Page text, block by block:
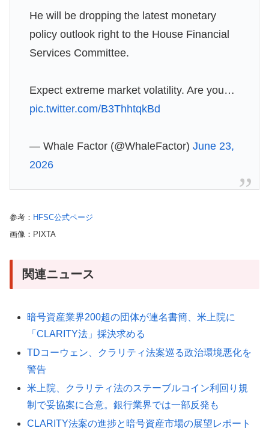
He will be dropping the latest monetary
policy outlook right to the House Financial
Services Committee.
Expect extreme market volatility. Are you…
pic.twitter.com/B3ThhtqkBd
— Whale Factor (@WhaleFactor) June 23,
2026
参考： HFSC公式ページ
画像：PIXTA
関連ニュース
暗号資産業界200超の団体が連名書簡、米上院に
「CLARITY法」採決求める
TDコーウェン、クラリティ法案巡る政治環境悪化を
警告
米上院、クラリティ法のステーブルコイン利回り規
制で妥協案に合意。銀行業界では一部反発も
CLARITY法案の進捗と暗号資産市場の展望レポート